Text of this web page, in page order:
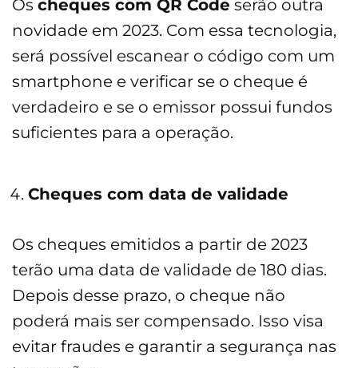
Os cheques com QR Code serão outra
novidade em 2023. Com essa tecnologia,
será possível escanear o código com um
smartphone e verificar se o cheque é
verdadeiro e se o emissor possui fundos
suficientes para a operação.
Cheques com data de validade
Os cheques emitidos a partir de 2023
terão uma data de validade de 180 dias.
Depois desse prazo, o cheque não
poderá mais ser compensado. Isso visa
evitar fraudes e garantir a segurança nas